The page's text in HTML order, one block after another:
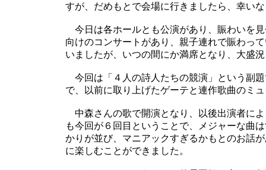
すが、だめもとで会場に行きましたら、幸い
今日は各ホールとも公演があり、賑わいを
向けのコンサートがあり、親子連れで賑わっ
いましたが、いつの間にか満席となり、大盛
今回は「４人の詩人たちの競演」という副
で、以前に取り上げたゲーテと連作歌曲のミ
中森さんの歌で開演となり、以後出演者に
も今回が６回目ということで、メジャーな曲
かりが並び、マニアックすぎるかもとのお話
に楽しむことができました。